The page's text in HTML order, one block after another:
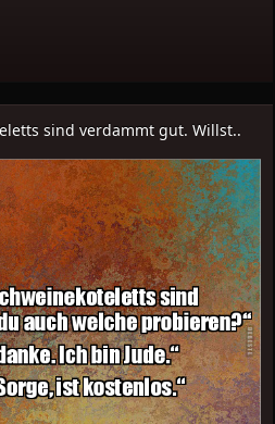
sind verdammt gut. Willst..